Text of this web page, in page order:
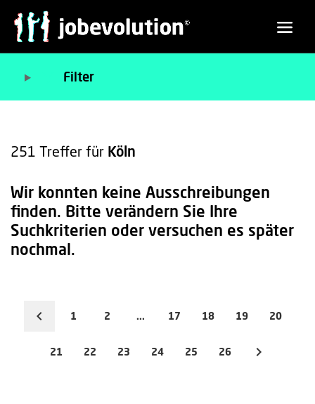
Filter
251 Treffer für Köln
Wir konnten keine Ausschreibungen
finden. Bitte verändern Sie Ihre
Suchkriterien oder versuchen es später
nochmal.
1 2 ... 17 18 19 20
21 22 23 24 25 26